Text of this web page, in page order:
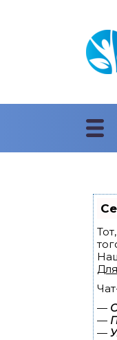
—
—
—
прически 2018
стрижки 2018